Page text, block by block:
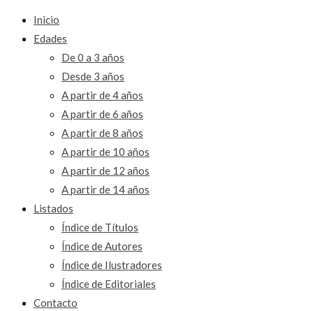
Inicio
Edades
De 0 a 3 años
Desde 3 años
A partir de 4 años
A partir de 6 años
A partir de 8 años
A partir de 10 años
A partir de 12 años
A partir de 14 años
Listados
Índice de Títulos
Índice de Autores
Índice de Ilustradores
Índice de Editoriales
Contacto